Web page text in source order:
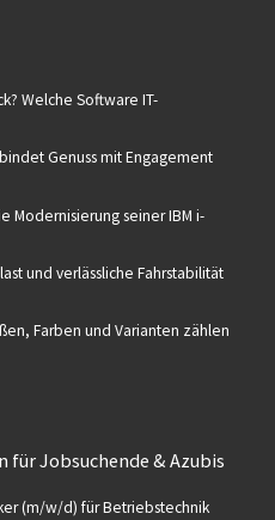
Welche Software IT-
Genuss mit Engagement
Modernisierung seiner IBM i-
und verlässliche Fahrstabilität
Farben und Varianten zählen
Jobsuchende & Azubis
(m/w/d) für Betriebstechnik